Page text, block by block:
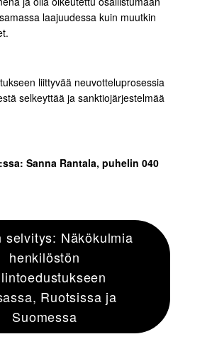
laajuudessa kuin muutkin
liittyvää neuvotteluprosessia
selkeyttää ja sanktiojärjestelmää
Sanna Rantala, puhelin 040
selvitys: Näkökulmia
henkilöstön
Ruotsissa ja
Suomessa